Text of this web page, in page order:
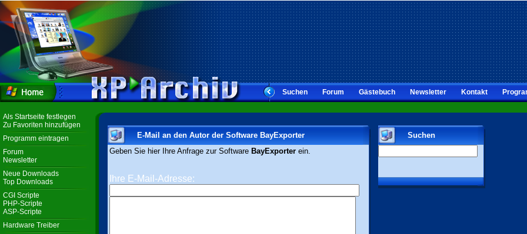
Suchen Forum Gästebuch Newsletter Kontakt
Als Startseite festlegen
Zu Favoriten hinzufügen
Programm eintragen
Forum
Newsletter
Neue Downloads
Top Downloads
CGI Scripte
PHP-Scripte
ASP-Scripte
Hardware Treiber
E-Mail an den Autor der Software BayExporter
Geben Sie hier Ihre Anfrage zur Software BayExporter ein.
Ihre E-Mail-Adresse:
Suchen